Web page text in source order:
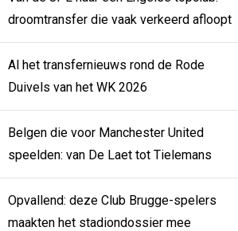
droomtransfer die vaak verkeerd afloopt
Al het transfernieuws rond de Rode
Duivels van het WK 2026
Belgen die voor Manchester United
speelden: van De Laet tot Tielemans
Opvallend: deze Club Brugge-spelers
maakten het stadiondossier mee